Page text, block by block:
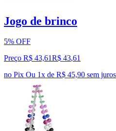
Jogo de brinco
5% OFF
Preço R$ 43,61R$ 43,61
no Pix Ou 1x de R$ 45,90 sem juros